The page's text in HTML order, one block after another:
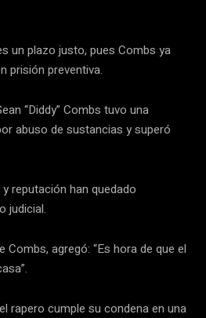
un plazo justo, pues Combs ya
prisión preventiva.
“Diddy” Combs tuvo una
abuso de sustancias y superó
reputación han quedado
judicial.
Combs, agregó: “Es hora de que el
rapero cumple su condena en una